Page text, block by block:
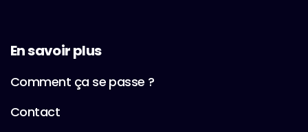
En savoir plus
Comment ça se passe ?
Contact